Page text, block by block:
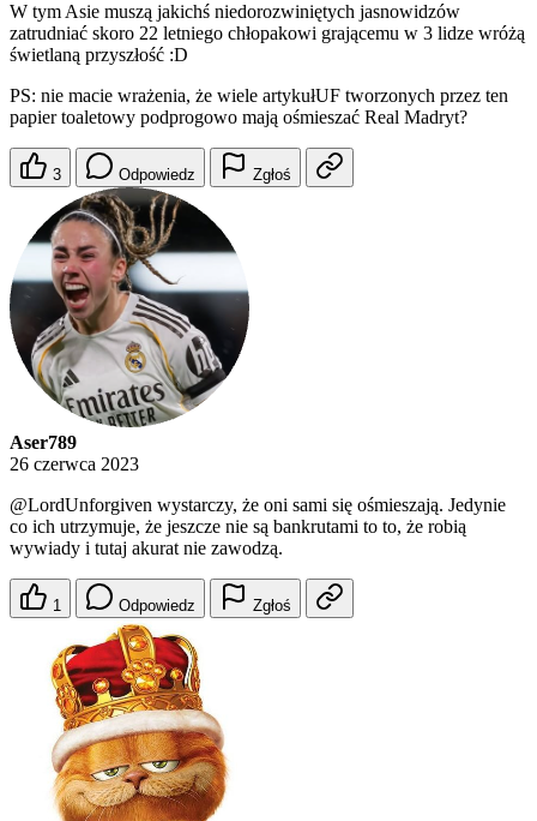
W tym Asie muszą jakichś niedorozwiniętych jasnowidzów
zatrudniać skoro 22 letniego chłopakowi grającemu w 3 lidze wróżą
świetlaną przyszłość :D
PS: nie macie wrażenia, że wiele artykułUF tworzonych przez ten
papier toaletowy podprogowo mają ośmieszać Real Madryt?
3 Odpowiedz Zgłoś
Aser789
26 czerwca 2023
@LordUnforgiven wystarczy, że oni sami się ośmieszają. Jedynie
co ich utrzymuje, że jeszcze nie są bankrutami to to, że robią
wywiady i tutaj akurat nie zawodzą.
1 Odpowiedz Zgłoś